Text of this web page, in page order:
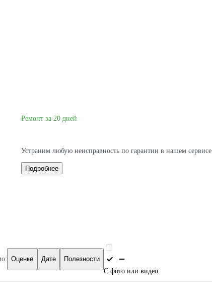
Ремонт за 20 дней
Устраним любую неисправность по гарантии в нашем сервисе
Подробнее
Оценке Дате
Полезности
С фото или видео